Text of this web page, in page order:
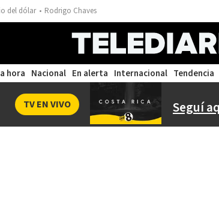
del dólar Rodrigo Chaves
hora Nacional En alerta Internacional Tendencia
Seguí
TV EN VIVO